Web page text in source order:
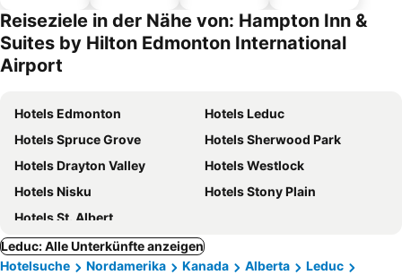
Reiseziele in der Nähe von: Hampton Inn &
Suites by Hilton Edmonton International
Airport
Hotels Edmonton
Hotels Leduc
Hotels Spruce Grove
Hotels Sherwood Park
Hotels Drayton Valley
Hotels Westlock
Hotels Nisku
Hotels Stony Plain
Hotels St. Albert
Leduc: Alle Unterkünfte anzeigen
Hotelsuche
Nordamerika Kanada Alberta
Leduc